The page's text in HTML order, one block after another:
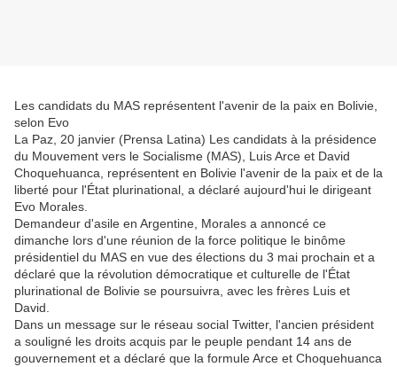
Les candidats du MAS représentent l'avenir de la paix en Bolivie,
selon Evo
La Paz, 20 janvier (Prensa Latina) Les candidats à la présidence
du Mouvement vers le Socialisme (MAS), Luis Arce et David
Choquehuanca, représentent en Bolivie l'avenir de la paix et de la
liberté pour l'État plurinational, a déclaré aujourd'hui le dirigeant
Evo Morales.
Demandeur d'asile en Argentine, Morales a annoncé ce
dimanche lors d'une réunion de la force politique le binôme
présidentiel du MAS en vue des élections du 3 mai prochain et a
déclaré que la révolution démocratique et culturelle de l'État
plurinational de Bolivie se poursuivra, avec les frères Luis et
David.
Dans un message sur le réseau social Twitter, l'ancien président
a souligné les droits acquis par le peuple pendant 14 ans de
gouvernement et a déclaré que la formule Arce et Choquehuanca